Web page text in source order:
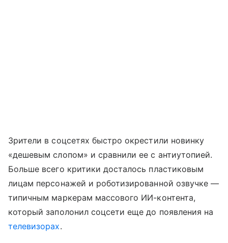
Зрители в соцсетях быстро окрестили новинку
«дешевым слопом» и сравнили ее с антиутопией.
Больше всего критики досталось пластиковым
лицам персонажей и роботизированной озвучке —
типичным маркерам массового ИИ-контента,
который заполонил соцсети еще до появления на
телевизорах.